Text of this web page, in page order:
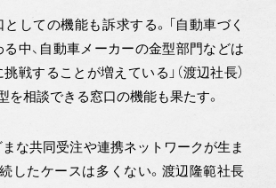
しての機能も訴求する。「自動車づく
中、自動車メーカーの金型部門などは
戦することが増えている」（渡辺社長）
を相談できる窓口の機能も果たす。
な共同受注や連携ネットワークが生ま
したケースは多くない。渡辺隆範社長